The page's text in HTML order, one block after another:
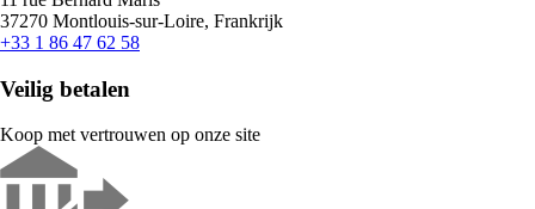
37270 Montlouis-sur-Loire, Frankrijk
+33 1 86 47 62 58
Veilig betalen
Koop met vertrouwen op onze site